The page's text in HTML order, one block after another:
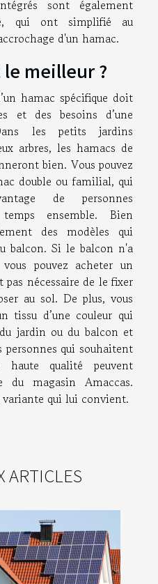
sont également
qui ont simplifié au
d'un hamac.
meilleur ?
hamac spécifique doit
et des besoins d’une
les petits jardins
arbres, les hamacs de
bien. Vous pouvez
double ou familial, qui
de personnes
ensemble. Bien
des modèles qui
balcon. Si le balcon n'a
pouvez acheter un
nécessaire de le fixer
au sol. De plus, vous
tissu d’une couleur qui
jardin ou du balcon et
qui souhaitent
qualité peuvent
magasin Amaccas.
qui lui convient.
ARTICLES